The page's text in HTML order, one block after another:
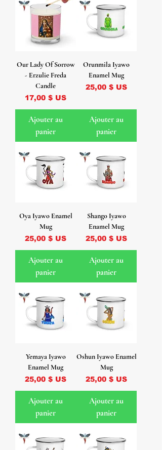
Our Lady Of Sorrow
- Erzulie Freda
Candle
Prix
17,00 $ US
Ajouter au
panier
Orunmila Iyawo
Enamel Mug
Prix
25,00 $ US
Ajouter au
panier
Oya Iyawo Enamel
Mug
Prix
25,00 $ US
Ajouter au
panier
Shango Iyawo
Enamel Mug
Prix
25,00 $ US
Ajouter au
panier
Yemaya Iyawo
Enamel Mug
Prix
25,00 $ US
Ajouter au
panier
Oshun Iyawo Enamel
Mug
Prix
25,00 $ US
Ajouter au
panier